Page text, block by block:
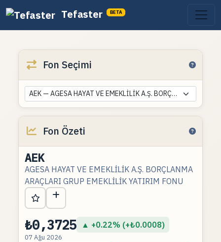
Tefaster BETA
Fon Seçimi
AEK — AGESA HAYAT VE EMEKLİLİK A.Ş. BORÇLANMA ARAÇLARI GRUP EMEKLİLİK YATIRIM FONU
Fon Özeti
AEK
AGESA HAYAT VE EMEKLİLİK A.Ş. BORÇLANMA
ARAÇLARI GRUP EMEKLİLİK YATIRIM FONU
₺0,3725 ▲ +0.22% (+₺0.0008)
07 Ağu 2026